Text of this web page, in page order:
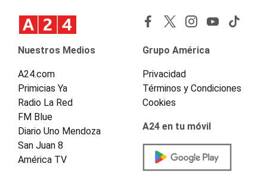
Nuestros Medios
A24.com
Primicias Ya
Radio La Red
FM Blue
Diario Uno Mendoza
San Juan 8
América TV
Grupo América
Privacidad
Términos y Condiciones
Cookies
A24 en tu móvil